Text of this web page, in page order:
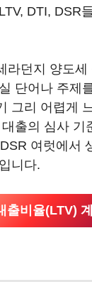
DTI, DSR
라던지 양도세
단어나 주제
그리 어렵게
출의 심사 기
여럿에서
니다.
출비율(LTV)